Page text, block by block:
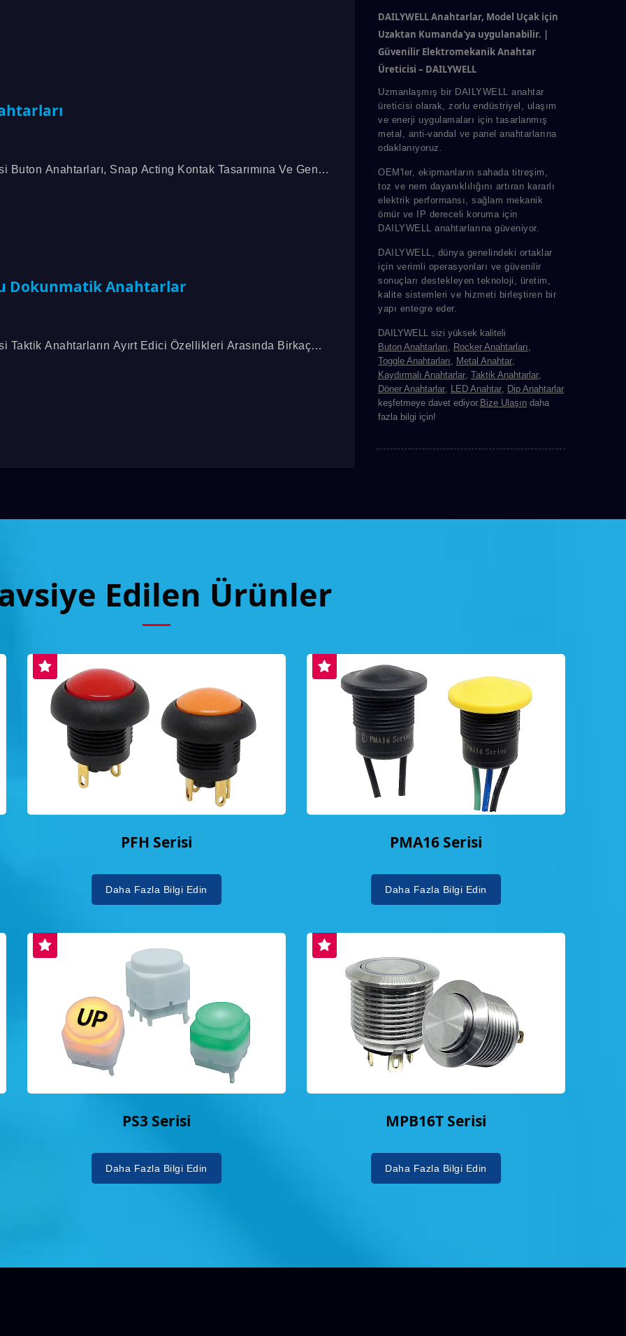
Buton Anahtarları, Snap Acting Kontak Tasarımına Ve Geniş
Dokunmatik Anahtarlar
Taktik Anahtarların Ayırt Edici Özellikleri Arasında Birkaç
DAILYWELL Anahtarlar, Model Uçak için
Uzaktan Kumanda'ya uygulanabilir. |
Güvenilir Elektromekanik Anahtar
Üreticisi – DAILYWELL
Uzmanlaşmış bir DAILYWELL anahtar
üreticisi olarak, zorlu endüstriyel, ulaşım
ve enerji uygulamaları için tasarlanmış
metal, anti-vandal ve panel anahtarlarına
odaklanıyoruz.
OEM'ler, ekipmanların sahada titreşim,
toz ve nem dayanıklılığını artıran kararlı
elektrik performansı, sağlam mekanik
ömür ve IP dereceli koruma için
DAILYWELL anahtarlarına güveniyor.
DAILYWELL, dünya genelindeki ortaklar
için verimli operasyonları ve güvenilir
sonuçları destekleyen teknoloji, üretim,
kalite sistemleri ve hizmeti birleştiren bir
yapı entegre eder.
DAILYWELL sizi yüksek kaliteli
Buton Anahtarları, Rocker Anahtarları,
Toggle Anahtarları, Metal Anahtar,
Kaydırmalı Anahtarlar, Taktik Anahtarlar,
Döner Anahtarlar, LED Anahtar, Dip Anahtarlar
keşfetmeye davet ediyor. Bize Ulaşın daha
fazla bilgi için!
Edilen Ürünler
PFH Serisi
Daha Fazla Bilgi Edin
PMA16 Serisi
Daha Fazla Bilgi Edin
PS3 Serisi
Daha Fazla Bilgi Edin
MPB16T Serisi
Daha Fazla Bilgi Edin